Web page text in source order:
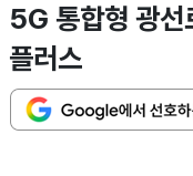
5G 통합형 광선
플러스